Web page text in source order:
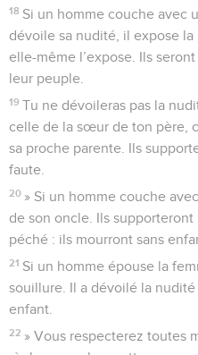
18 Si un homme couche avec
dévoile sa nudité, il expose
elle-même l’expose. Ils
leur peuple.
19 Tu ne dévoileras pas la
celle de la sœur de ton père,
sa proche parente. Ils
faute.
20 » Si un homme couche
de son oncle. Ils
péché : ils mourront sans
21 Si un homme épouse la
souillure. Il a dévoilé la
enfant.
22 » Vous respecterez toutes